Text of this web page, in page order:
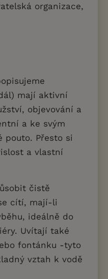
organizace,
mají aktivní
objevování a
a ke svým
pouto. Přesto si
a vlastní
čistě
cítí, mají-li
ideálně do
Uvítají také
fontánku -tyto
vztah k vodě